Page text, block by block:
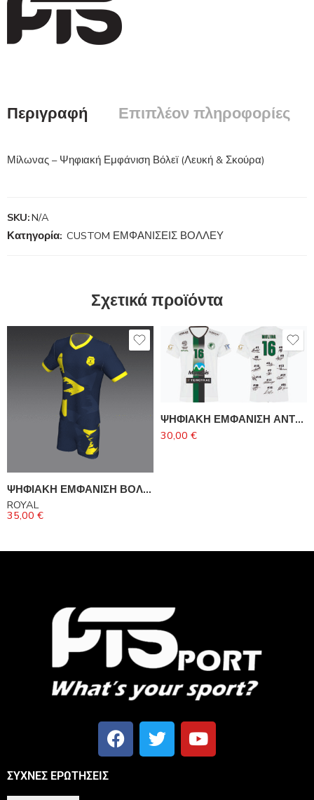
Περιγραφή Επιπλέον πληροφορίες
Μίλωνας – Ψηφιακή Εμφάνιση Βόλεϊ (Λευκή & Σκούρα)
SKU:N/A
Κατηγορία: CUSTOM ΕΜΦΑΝΙΣΕΙΣ ΒΟΛΛΕΥ
Σχετικά προϊόντα
ΨΗΦΙΑΚΗ ΕΜΦΑΝΙΣΗ ΒΟΛΛΕΥ
ROYAL
35,00 €
ΨΗΦΙΑΚΗ ΕΜΦΑΝΙΣΗ ΑΝΤΡΙΚΗΣ ΟΜΑΔΑΣ ΜΙΛΩΝΑ-MOLINA
30,00 €
ΣΥΧΝΕΣ ΕΡΩΤΗΣΕΙΣ